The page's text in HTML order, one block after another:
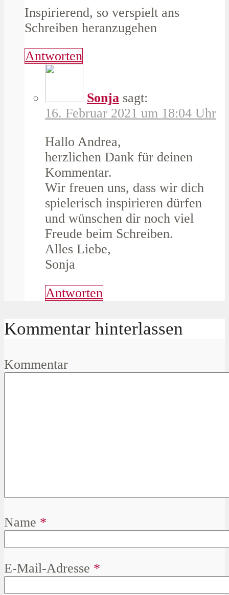
Inspirierend, so verspielt ans
Schreiben heranzugehen
Antworten
Sonja sagt:
16. Februar 2021 um 18:04 Uhr
Hallo Andrea,
herzlichen Dank für deinen
Kommentar.
Wir freuen uns, dass wir dich
spielerisch inspirieren dürfen
und wünschen dir noch viel
Freude beim Schreiben.
Alles Liebe,
Sonja
Antworten
Kommentar hinterlassen
Kommentar
Name *
E-Mail-Adresse *